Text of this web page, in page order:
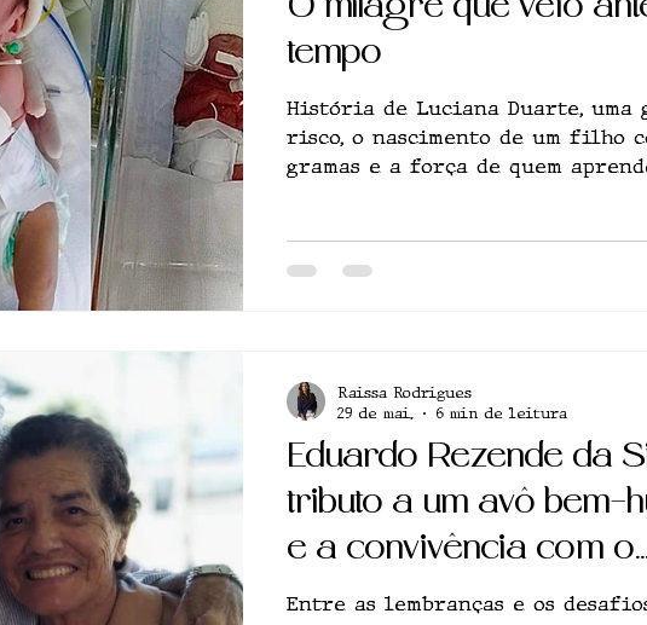
O milagre que veio
tempo
História de Luciana Duarte, uma
risco, o nascimento de um filho
gramas e a força de quem
Eduardo Rezende da
tributo a um avô bem-
e a convivência com o
Alzheimer
Entre as lembranças e os
Raissa Rodrigues
29 de mai.
6 min de leitura